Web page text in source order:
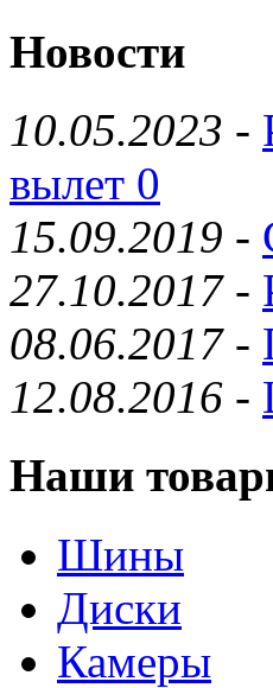
Новости
10.05.2023 -
вылет 0
15.09.2019 -
27.10.2017-
08.06.2017-
12.08.2016 -
Наши
Шины
Диски
Камеры